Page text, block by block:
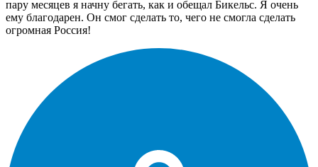
пару месяцев я начну бегать, как и обещал Бикельс. Я очень
ему благодарен. Он смог сделать то, чего не смогла сделать
огромная Россия!